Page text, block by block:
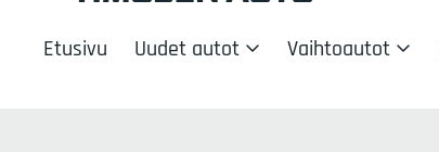
Etusivu Uudet autot Vaihtoautot